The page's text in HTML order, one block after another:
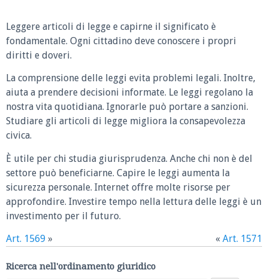
Leggere articoli di legge e capirne il significato è
fondamentale. Ogni cittadino deve conoscere i propri
diritti e doveri.
La comprensione delle leggi evita problemi legali. Inoltre,
aiuta a prendere decisioni informate. Le leggi regolano la
nostra vita quotidiana. Ignorarle può portare a sanzioni.
Studiare gli articoli di legge migliora la consapevolezza
civica.
È utile per chi studia giurisprudenza. Anche chi non è del
settore può beneficiarne. Capire le leggi aumenta la
sicurezza personale. Internet offre molte risorse per
approfondire. Investire tempo nella lettura delle leggi è un
investimento per il futuro.
Art. 1569 » « Art. 1571
Ricerca nell'ordinamento giuridico